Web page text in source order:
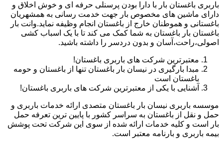
باربری باغستان بار با دارا بودن پرسنلی حرفه ای و خوش اخلاق و
دارای ماشین های مخصوص بار جهت خدمت رسانی به همشهریان
باغستانی و هموطنان خارج از باغستان انجام وظیفه نماید.وانت بار
باغستان بار باغستان به شما کمک می کند تا با یک اسباب کشی
اصولی،راحت،آسان و بدون دردسر را داشته باشید.
معتبرترین شرکت های باربری باغستان!
مبدا بارگیری در نیسان بار باغستان تنها از باغستان و حومه
باغستان است
آشنایی با یکی از معتبرترین شرکت های باربری باغستان!
موسسه باربری نیسان بار باغستان متصدی ارائه خدمات باربری و
حمل و نقل از باغستان به سراسر کشور با پایین ترین تعرفه حمل
بار است و کلیه خدمات ارائه شده از سوی این شرکت تحت پوشش
بیمه باربری و بارنامه معتبر است.